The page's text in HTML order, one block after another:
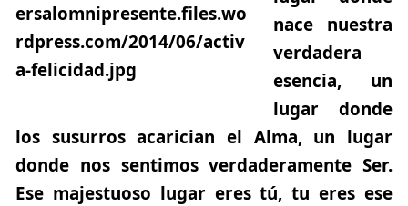
nace nuestra
verdadera
esencia, un
lugar donde
los susurros acarician el Alma, un lugar
donde nos sentimos verdaderamente Ser.
Ese majestuoso lugar eres tú, tu eres ese